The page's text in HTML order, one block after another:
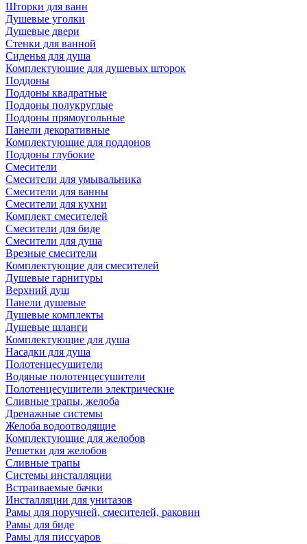
Шторки для ванн
Душевые уголки
Душевые двери
Стенки для ванной
Сиденья для душа
Комплектующие для душевых шторок
Поддоны
Поддоны квадратные
Поддоны полукруглые
Поддоны прямоугольные
Панели декоративные
Комплектующие для поддонов
Поддоны глубокие
Смесители
Смесители для умывальника
Смесители для ванны
Смесители для кухни
Комплект смесителей
Смесители для биде
Смесители для душа
Врезные смесители
Комплектующие для смесителей
Душевые гарнитуры
Верхний душ
Панели душевые
Душевые комплекты
Душевые шланги
Комплектующие для душа
Насадки для душа
Полотенцесушители
Водяные полотенцесушители
Полотенцесушители электрические
Сливные трапы, желоба
Дренажные системы
Желоба водоотводящие
Комплектующие для желобов
Решетки для желобов
Сливные трапы
Системы инсталляции
Встраиваемые бачки
Инсталляции для унитазов
Рамы для поручней, смесителей, раковин
Рамы для биде
Рамы для писсуаров